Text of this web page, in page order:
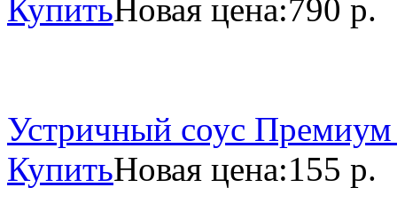
КупитьНовая цена:790 р.
Устричный соус
КупитьНовая цена:155 р.